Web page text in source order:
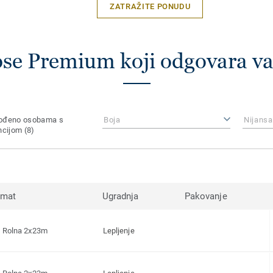
ZATRAŽITE PONUDU
Premium koji odgovara
osobama s
(8)
Boja Nijansa
Ugradnja Pakovanje
Rolna 2x23m Lepljenje